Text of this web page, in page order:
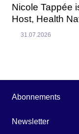
Nicole Tappée
Host, Health
31.07.2026
Abonnements
Newsletter